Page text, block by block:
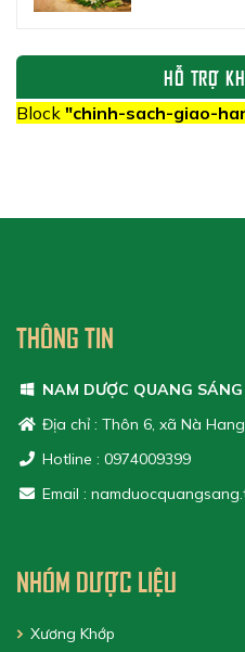
HỖ TRỢ
Block "chinh-sach-giao-
THÔNG TIN
NAM DƯỢC QUANG SÁNG
Địa chỉ : Thôn 6, xã Nà
Hotline : 0974009399
Email :
NHÓM DƯỢC LIỆU
Xương Khớp